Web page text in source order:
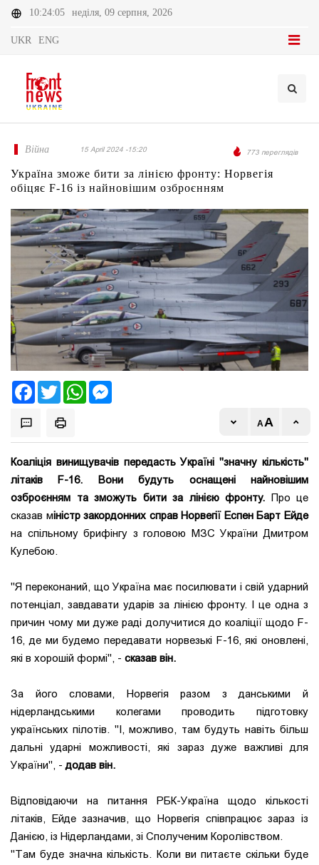
10:24:05 неділя, 09 серпня, 2026
UKR ENG
Війна 15 April 2024 -15:20 773 переглядів
Україна зможе бити за лінією фронту: Норвегія
обіцяє F-16 із найновішим озброєнням
FacebookTwitter WhatsApp
Коаліція винищувачів передасть Україні "значну кількість"
літаків F-16. Вони будуть оснащені найновішим
озброєнням та зможуть бити за лінією фронту. Про це
сказав міністр закордонних справ Норвегії Еспен Барт Ейде
на спільному брифінгу з головою МЗС України Дмитром
Кулебою.
"Я переконаний, що Україна має посилювати і свій ударний
потенціал, завдавати ударів за лінією фронту. І це одна з
причин чому ми дуже раді долучитися до коаліції щодо F-
16, де ми будемо передавати норвезькі F-16, які оновлені,
які в хорошій формі", - сказав він.
За його словами, Норвегія разом з данськими й
нідерландськими колегами проводить підготовку
українських пілотів. "І, можливо, там будуть навіть більш
дальні ударні можливості, які зараз дуже важливі для
України", -додав він.
Відповідаючи на питання РБК-Україна щодо кількості
літаків, Ейде зазначив, що Норвегія співпрацює зараз із
Данією, із Нідерландами, зі Сполученим Королівством.
"Там буде значна кількість. Коли ви питаєте скільки буде